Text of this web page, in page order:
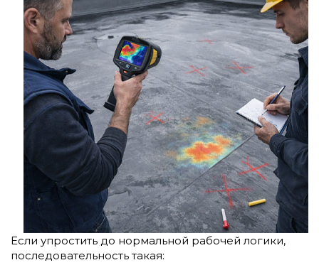
Если упростить до нормальной рабочей логики,
последовательность такая: